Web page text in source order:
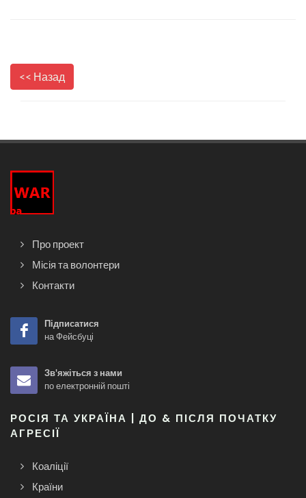
<< Назад
Про проект
Місія та волонтери
Контакти
Підписатися
на Фейсбуці
Зв'яжіться з нами
по електронній пошті
РОСІЯ ТА УКРАЇНА | ДО & ПІСЛЯ ПОЧАТКУ
АГРЕСІЇ
Коаліції
Країни